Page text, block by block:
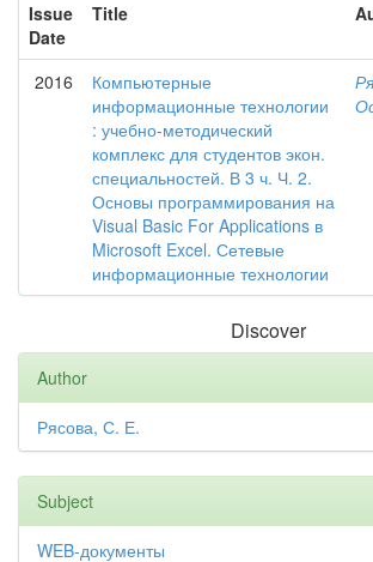
Issue
Date
Title
2016
Компьютерные
информационные технологии
: учебно-методический
комплекс для студентов экон.
специальностей. В 3 ч. Ч. 2.
Основы программирования на
Visual Basic For Applications в
Microsoft Excel. Сетевые
информационные технологии
Discover
Author
Рясова, С. Е.
Subject
WEB-документы